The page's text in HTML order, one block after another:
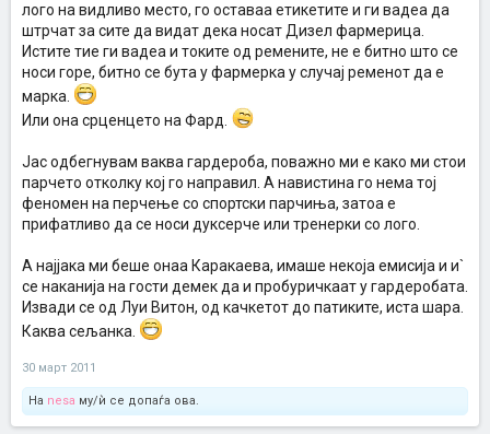
лого на видливо место, го оставаа етикетите и ги вадеа да
штрчат за сите да видат дека носат Дизел фармерица.
Истите тие ги вадеа и токите од ремените, не е битно што се
носи горе, битно се бута у фармерка у случај ременот да е
марка.
Или она срценцето на Фард.
Јас одбегнувам ваква гардероба, поважно ми е како ми стои
парчето отколку кој го направил. А навистина го нема тој
феномен на перчење со спортски парчиња, затоа е
прифатливо да се носи дуксерче или тренерки со лого.
А најјака ми беше онаа Каракаева, имаше некоја емисија и и`
се наканија на гости демек да и пробуричкаат у гардеробата.
Извади се од Луи Витон, од качкетот до патиките, иста шара.
Каква сељанка.
30 март 2011
На nesa му/ѝ се допаѓа ова.